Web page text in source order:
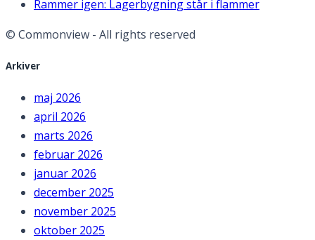
Rammer igen: Lagerbygning står i flammer
© Commonview - All rights reserved
Arkiver
maj 2026
april 2026
marts 2026
februar 2026
januar 2026
december 2025
november 2025
oktober 2025